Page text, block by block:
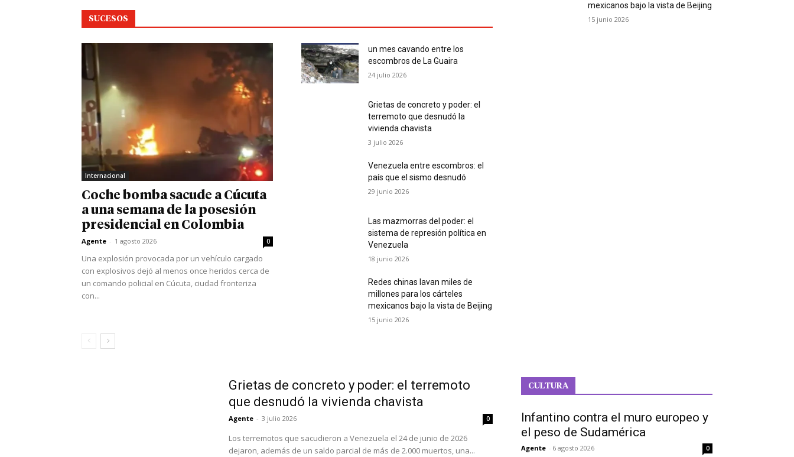
SUCESOS
Internacional
Coche bomba sacude a Cúcuta
a una semana de la posesión
presidencial en Colombia
Agente - 1 agosto 2026 0
Una explosión provocada por un vehículo cargado
con explosivos dejó al menos once heridos cerca de
un comando policial en Cúcuta, ciudad fronteriza
con...
un mes cavando entre los
escombros de La Guaira
24 julio 2026
Grietas de concreto y poder: el
terremoto que desnudó la
vivienda chavista
3 julio 2026
Venezuela entre escombros: el
país que el sismo desnudó
29 junio 2026
Las mazmorras del poder: el
sistema de represión política en
Venezuela
18 junio 2026
Redes chinas lavan miles de
millones para los cárteles
mexicanos bajo la vista de Beijing
15 junio 2026
mexicanos bajo la vista de Beijing
15 junio 2026
Grietas de concreto y poder: el terremoto
que desnudó la vivienda chavista
Agente - 3 julio 2026 0
Los terremotos que sacudieron a Venezuela el 24 de junio de 2026
dejaron, además de un saldo parcial de más de 2.000 muertos, una...
CULTURA
Infantino contra el muro europeo y
el peso de Sudamérica
Agente - 6 agosto 2026 0